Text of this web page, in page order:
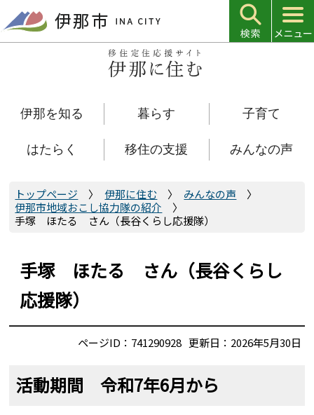
の
ペ
伊那を知る 暮らす 子育て
はたらく 移住の支援 みんなの声
トップページ 伊那に住む
みんなの声
伊那市地域おこし協力隊の紹介
手塚 ほたる さん（長谷くらし応援隊）
手塚 ほたる さん（長谷くらし
応援隊）
ページID：741290928 更新日：2026年5月30日
活動期間 令和7年6月から